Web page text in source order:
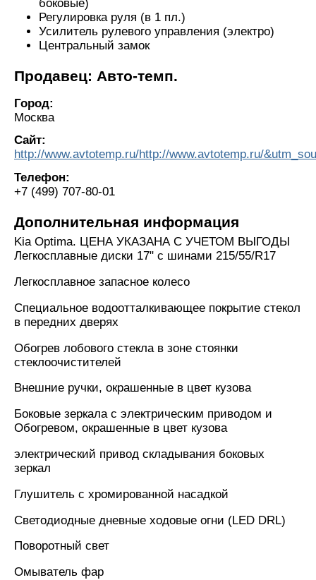
боковые)
Регулировка руля (в 1 пл.)
Усилитель рулевого управления (электро)
Центральный замок
Продавец: Авто-темп.
Город:
Москва
Сайт:
http://www.avtotemp.ru/http://www.avtotemp.ru/
Телефон:
+7 (499) 707-80-01
Дополнительная информация
Kia Optima. ЦЕНА УКАЗАНА С УЧЕТОМ ВЫГОДЫ
Легкосплавные диски 17" с шинами 215/55/R17
Легкосплавное запасное колесо
Специальное водоотталкивающее покрытие стекол
в передних дверях
Обогрев лобового стекла в зоне стоянки
стеклоочистителей
Внешние ручки, окрашенные в цвет кузова
Боковые зеркала с электрическим приводом и
Обогревом, окрашенные в цвет кузова
электрический привод складывания боковых
зеркал
Глушитель с хромированной насадкой
Светодиодные дневные ходовые огни (LED DRL)
Поворотный свет
Омыватель фар